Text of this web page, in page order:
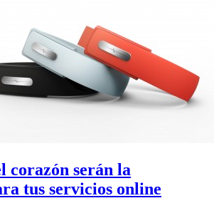
corazón serán la
tus servicios online